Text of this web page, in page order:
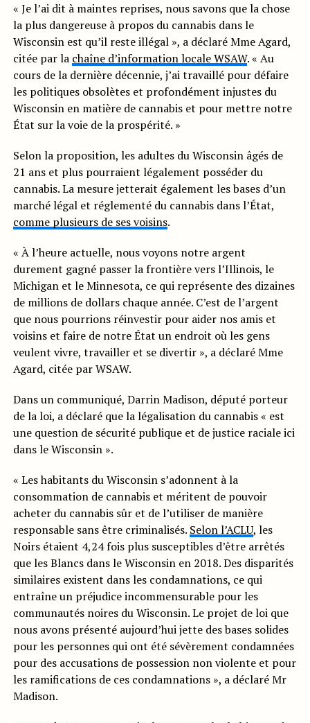
« Je l’ai dit à maintes reprises, nous savons que la chose
la plus dangereuse à propos du cannabis dans le
Wisconsin est qu’il reste illégal », a déclaré Mme Agard,
citée par la chaîne d’information locale WSAW. « Au
cours de la dernière décennie, j’ai travaillé pour défaire
les politiques obsolètes et profondément injustes du
Wisconsin en matière de cannabis et pour mettre notre
État sur la voie de la prospérité. »
Selon la proposition, les adultes du Wisconsin âgés de
21 ans et plus pourraient légalement posséder du
cannabis. La mesure jetterait également les bases d’un
marché légal et réglementé du cannabis dans l’État,
comme plusieurs de ses voisins.
« À l’heure actuelle, nous voyons notre argent
durement gagné passer la frontière vers l’Illinois, le
Michigan et le Minnesota, ce qui représente des dizaines
de millions de dollars chaque année. C’est de l’argent
que nous pourrions réinvestir pour aider nos amis et
voisins et faire de notre État un endroit où les gens
veulent vivre, travailler et se divertir », a déclaré Mme
Agard, citée par WSAW.
Dans un communiqué, Darrin Madison, député porteur
de la loi, a déclaré que la légalisation du cannabis « est
une question de sécurité publique et de justice raciale ici
dans le Wisconsin ».
« Les habitants du Wisconsin s’adonnent à la
consommation de cannabis et méritent de pouvoir
acheter du cannabis sûr et de l’utiliser de manière
responsable sans être criminalisés. Selon l’ACLU, les
Noirs étaient 4,24 fois plus susceptibles d’être arrêtés
que les Blancs dans le Wisconsin en 2018. Des disparités
similaires existent dans les condamnations, ce qui
entraîne un préjudice incommensurable pour les
communautés noires du Wisconsin. Le projet de loi que
nous avons présenté aujourd’hui jette des bases solides
pour les personnes qui ont été sévèrement condamnées
pour des accusations de possession non violente et pour
les ramifications de ces condamnations », a déclaré Mr
Madison.